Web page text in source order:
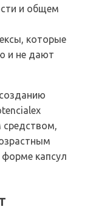
и общем
которые
и не дают
средством,
капсул